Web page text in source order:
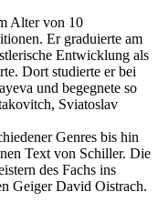
Alter von 10
Er graduierte am
Entwicklung als
Dort studierte er bei
und begegnete so
Sviatoslav
Genres bis hin
Text von Schiller. Die
des Fachs ins
Geiger David Oistrach.